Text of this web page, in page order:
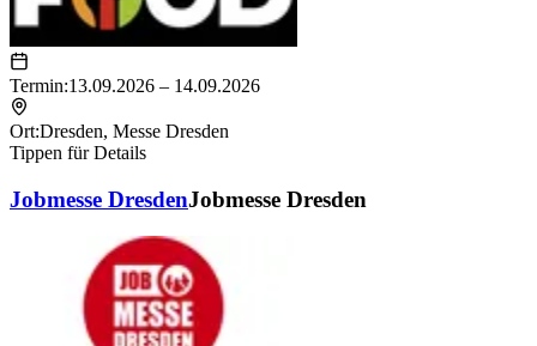
Termin:13.09.2026 – 14.09.2026
Ort:Dresden, Messe Dresden
Tippen für Details
Jobmesse DresdenJobmesse Dresden